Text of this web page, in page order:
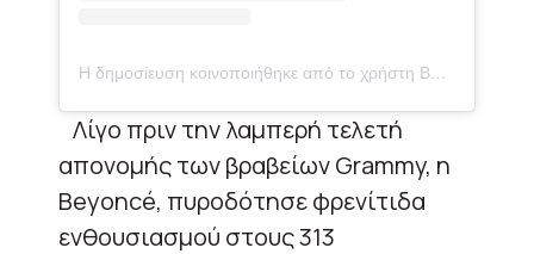
Η δημοσίευση κοινοποιήθηκε από το χρήστη Beyoncé (@beyonce)
Λίγο πριν την λαμπερή τελετή
απονομής των βραβείων Grammy, η
Beyoncé, πυροδότησε φρενίτιδα
ενθουσιασμού στους 313